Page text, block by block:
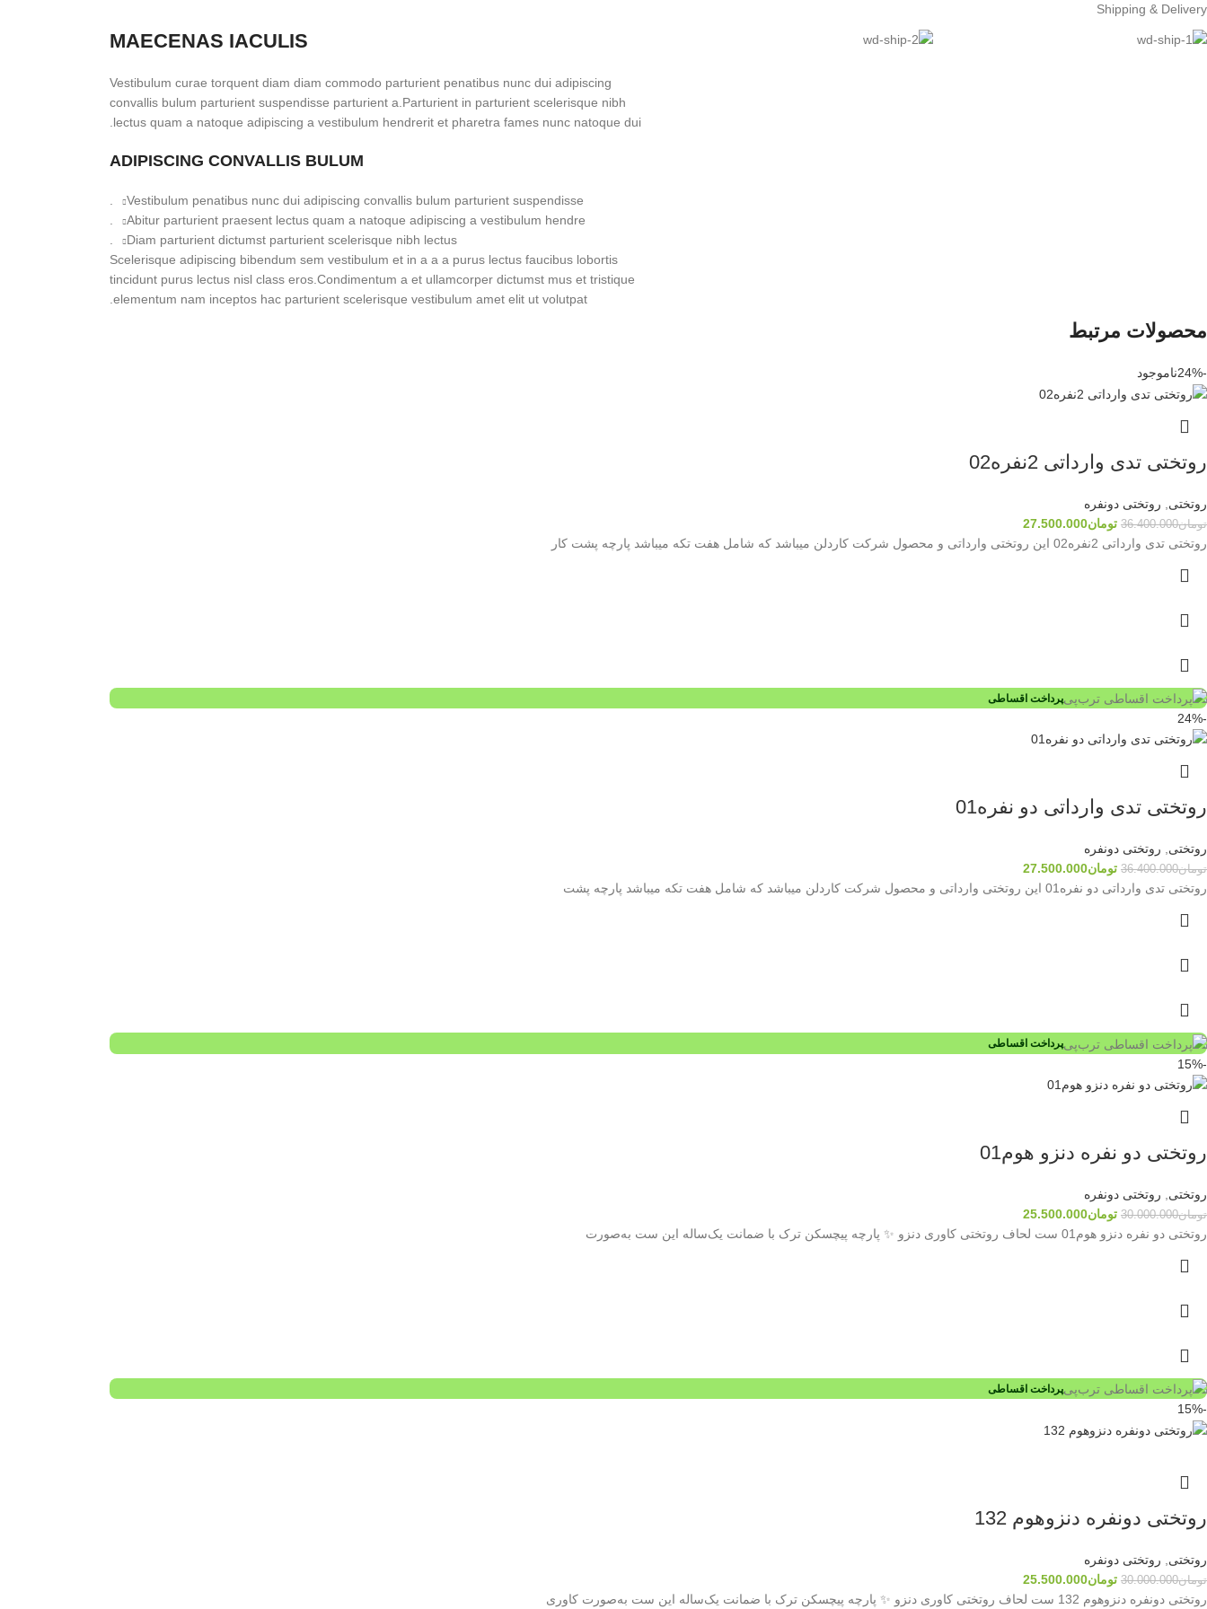
Shipping & Delivery
MAECENAS IACULIS
Vestibulum curae torquent diam diam commodo parturient penatibus nunc dui adipiscing
convallis bulum parturient suspendisse parturient a.Parturient in parturient scelerisque nibh
lectus quam a natoque adipiscing a vestibulum hendrerit et pharetra fames nunc natoque dui.
ADIPISCING CONVALLIS BULUM
Vestibulum penatibus nunc dui adipiscing convallis bulum parturient suspendisse.
Abitur parturient praesent lectus quam a natoque adipiscing a vestibulum hendre.
Diam parturient dictumst parturient scelerisque nibh lectus.
Scelerisque adipiscing bibendum sem vestibulum et in a a a purus lectus faucibus lobortis
tincidunt purus lectus nisl class eros.Condimentum a et ullamcorper dictumst mus et tristique
elementum nam inceptos hac parturient scelerisque vestibulum amet elit ut volutpat.
محصولات مرتبط
-24% ناموجود
روتختی تدی وارداتی 2نفره02
روتختی روتختی دونفره
تومان36.400.000 تومان27.500.000
روتختی تدی وارداتی 2نفره02 این روتختی وارداتی و محصول شرکت کاردلن میباشد که شامل هفت تکه میباشد پارچه پشت کار
پرداخت اقساطی
-24%
روتختی تدی وارداتی دو نفره01
روتختی, روتختی دونفره
تومان36.400.000 تومان27.500.000
روتختی تدی وارداتی دو نفره01 این روتختی وارداتی و محصول شرکت کاردلن میباشد که شامل هفت تکه میباشد پارچه پشت
پرداخت اقساطی
-15%
روتختی دو نفره دنزو هوم01
روتختی روتختی دونفره
تومان30.000.000 تومان25.500.000
روتختی دو نفره دنزو هوم01 ست لحاف روتختی کاوری دنزو ✨ پارچه پیچسکن ترک با ضمانت یک‌ساله این ست به‌صورت
پرداخت اقساطی
-15%
روتختی دونفره دنزوهوم 132
روتختی روتختی دونفره
تومان30.000.000 تومان25.500.000
روتختی دونفره دنزوهوم 132 ست لحاف روتختی کاوری دنزو ✨ پارچه پیچسکن ترک با ضمانت یک‌ساله این ست به‌صورت کاوری